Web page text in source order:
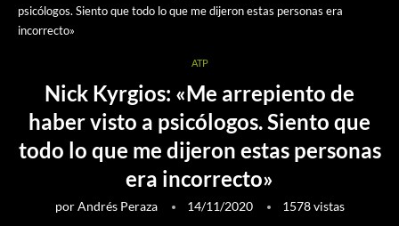
psicólogos. Siento que todo lo que me dijeron estas personas era
incorrecto»
ATP
Nick Kyrgios: «Me arrepiento de
haber visto a psicólogos. Siento que
todo lo que me dijeron estas personas
era incorrecto»
porAndrés Peraza 14/11/2020 1578vistas